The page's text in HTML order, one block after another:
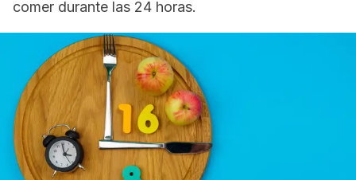
comer durante las 24 horas.